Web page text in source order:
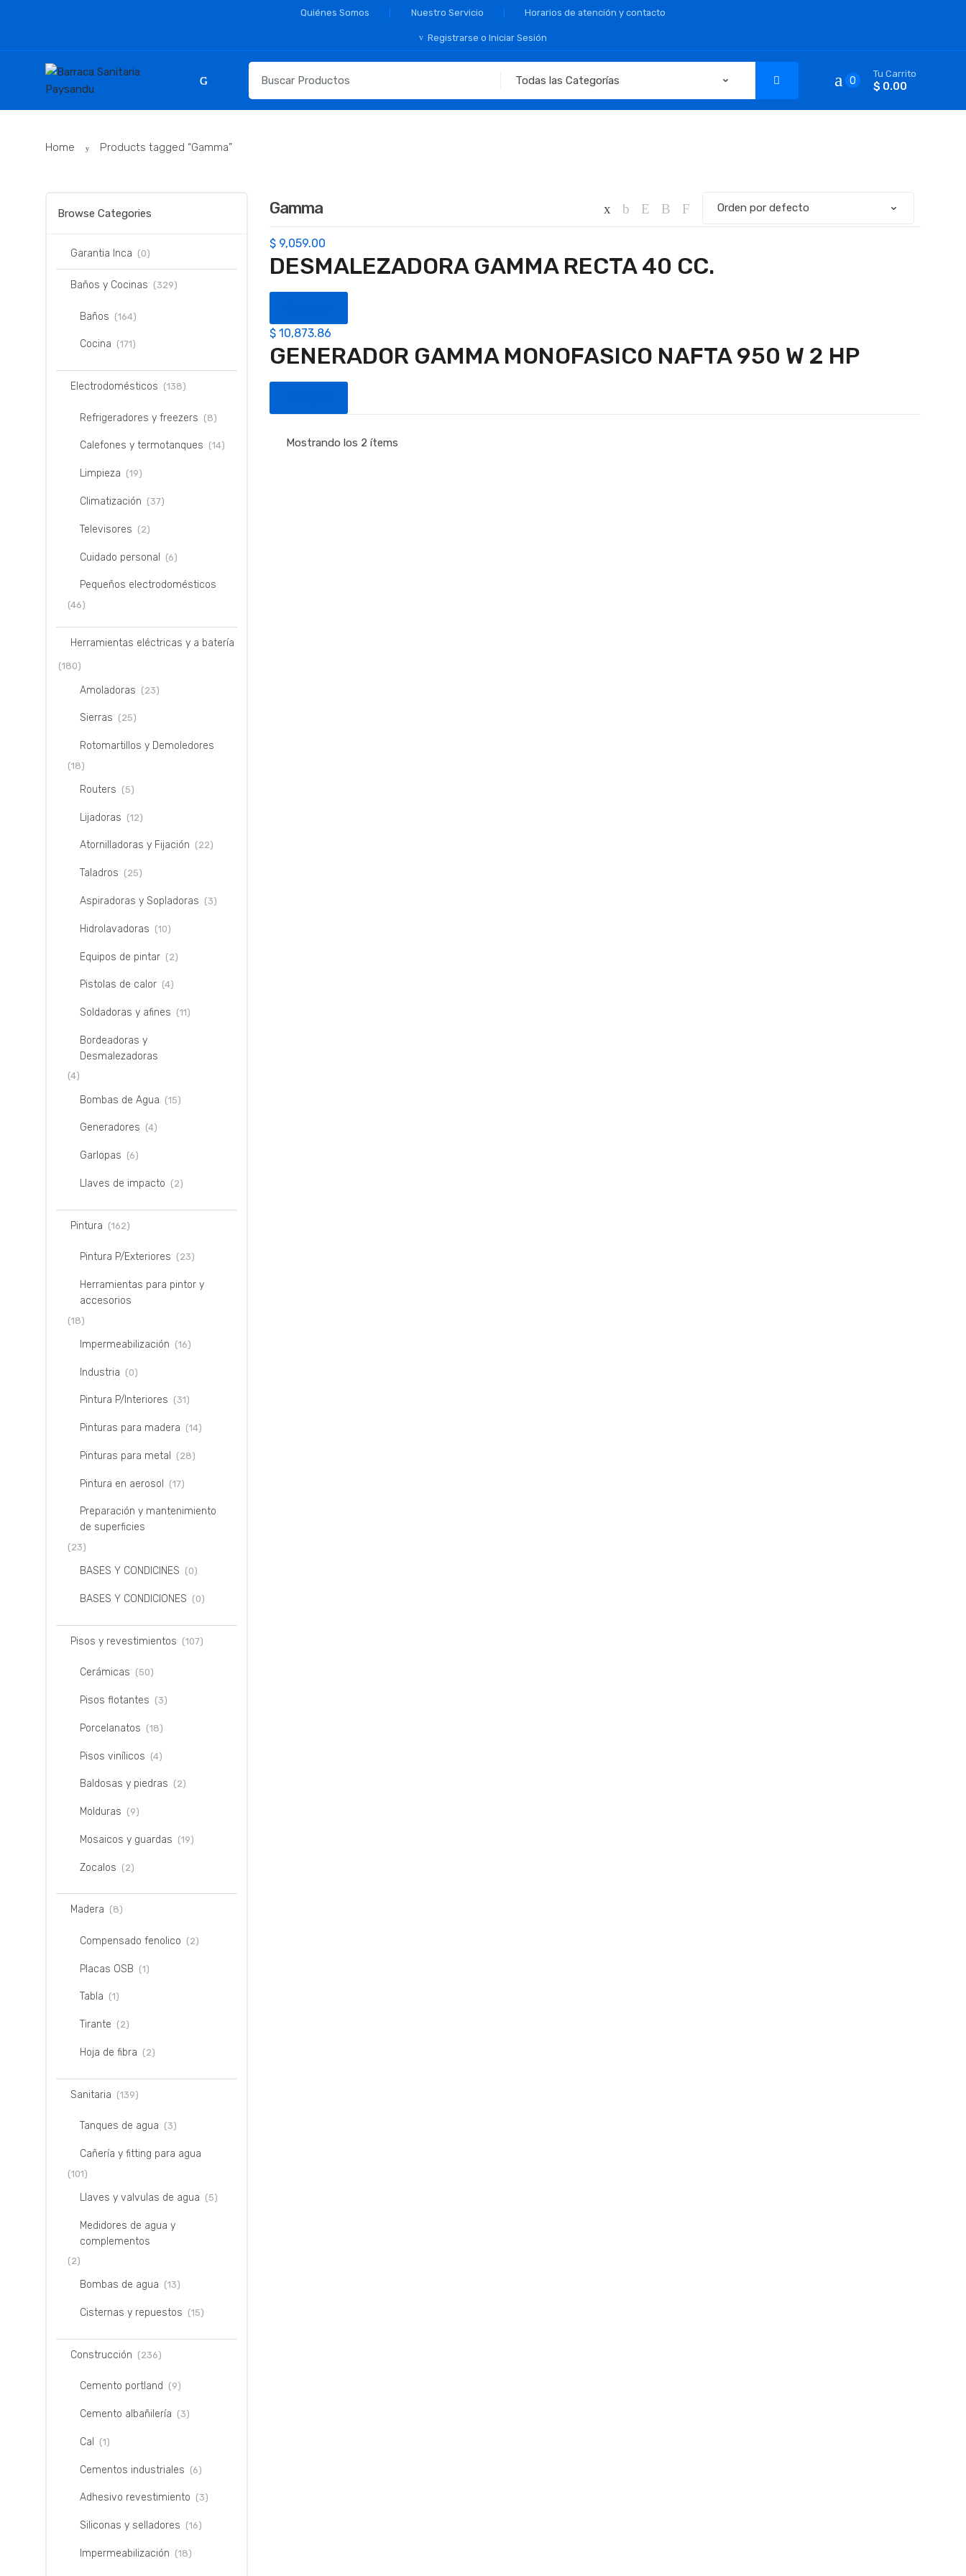
Quiénes Somos Nuestro Servicio Horarios de atención y contacto
Registrarse o Iniciar Sesión
para:
0
Tu Carrito
$ 0.00
Home Products tagged “Gamma”
Gamma
$ 9,059.00
DESMALEZADORA GAMMA RECTA 40 CC.
$ 10,873.86
GENERADOR GAMMA MONOFASICO NAFTA 950 W 2 HP
Mostrando los 2 ítems
Browse Categories
Garantia Inca (0)
Baños y Cocinas (329)
Baños (164)
Cocina (171)
Electrodomésticos (138)
Refrigeradores y freezers (8)
Calefones y termotanques (14)
Limpieza (19)
Climatización (37)
Televisores (2)
Cuidado personal (6)
Pequeños electrodomésticos
(46)
Herramientas eléctricas y a batería
(180)
Amoladoras (23)
Sierras (25)
Rotomartillos y Demoledores
(18)
Routers (5)
Lijadoras (12)
Atornilladoras y Fijación (22)
Taladros (25)
Aspiradoras y Sopladoras (3)
Hidrolavadoras (10)
Equipos de pintar (2)
Pistolas de calor (4)
Soldadoras y afines (11)
Bordeadoras y
Desmalezadoras
(4)
Bombas de Agua (15)
Generadores (4)
Garlopas (6)
Llaves de impacto (2)
Pintura (162)
Pintura P/Exteriores (23)
Herramientas para pintor y
accesorios
(18)
Impermeabilización (16)
Industria (0)
Pintura P/Interiores (31)
Pinturas para madera (14)
Pinturas para metal (28)
Pintura en aerosol (17)
Preparación y mantenimiento
de superficies
(23)
BASES Y CONDICINES (0)
BASES Y CONDICIONES (0)
Pisos y revestimientos (107)
Cerámicas (50)
Pisos flotantes (3)
Porcelanatos (18)
Pisos vinílicos (4)
Baldosas y piedras (2)
Molduras (9)
Mosaicos y guardas (19)
Zocalos (2)
Madera (8)
Compensado fenolico (2)
Placas OSB (1)
Tabla (1)
Tirante (2)
Hoja de fibra (2)
Sanitaria (139)
Tanques de agua (3)
Cañería y fitting para agua
(101)
Llaves y valvulas de agua (5)
Medidores de agua y
complementos
(2)
Bombas de agua (13)
Cisternas y repuestos (15)
Construcción (236)
Cemento portland (9)
Cemento albañilería (3)
Cal (1)
Cementos industriales (6)
Adhesivo revestimiento (3)
Siliconas y selladores (16)
Impermeabilización (18)